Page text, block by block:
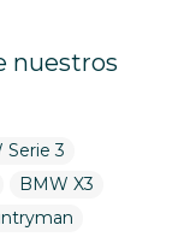
nuestros
Serie 3
BMW X3